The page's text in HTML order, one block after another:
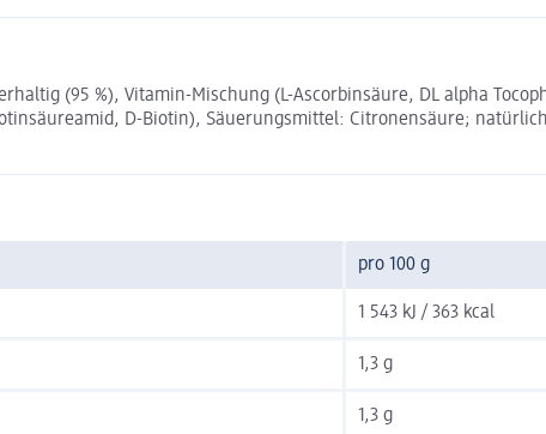
(95 %), Vitamin-Mischung (L-Ascorbinsäure, DL alpha
D-Biotin), Säuerungsmittel: Citronensäure;
pro 100 g
1 543 kJ / 363 kcal
1,3 g
1,3 g